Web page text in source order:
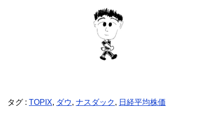
タグ : TOPIX, ダウ, ナスダック, 日経平均株価